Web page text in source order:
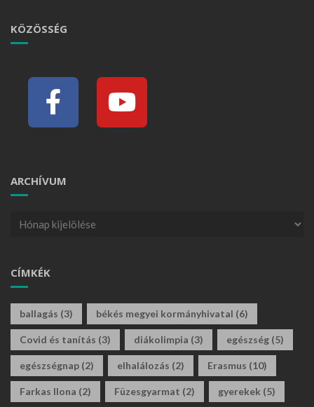
KÖZÖSSÉG
ARCHÍVUM
CÍMKÉK
ballagás (3) békés megyei kormányhivatal (6)
Covid és tanítás (3) diákolimpia (3) egészség (5)
egészségnap (2) elhalálozás (2) Erasmus (10)
Farkas Ilona (2) Füzesgyarmat (2) gyerekek (5)